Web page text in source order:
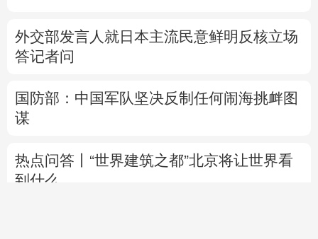
外交部发言人就日本主流民意鲜明反核立场
答记者问
国防部：中国军队坚决反制任何闹海挑衅图
谋
热点问答丨“世界建筑之都”北京将让世界看
到什么